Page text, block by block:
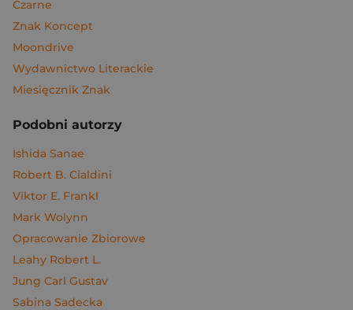
Czarne
Znak Koncept
Moondrive
Wydawnictwo Literackie
Miesięcznik Znak
Podobni autorzy
Ishida Sanae
Robert B. Cialdini
Viktor E. Frankl
Mark Wolynn
Opracowanie Zbiorowe
Leahy Robert L.
Jung Carl Gustav
Sabina Sadecka